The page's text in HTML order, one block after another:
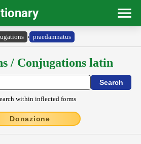
› praedamnatus
/ Conjugations latin
within inflected forms
Donazione